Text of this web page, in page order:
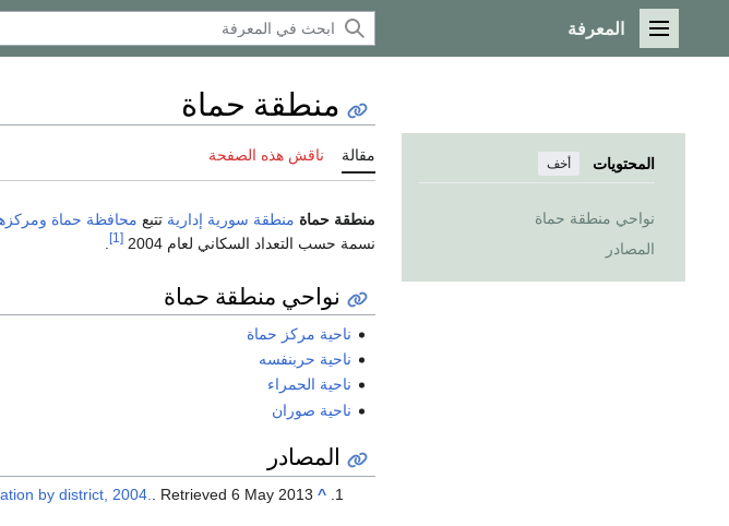
القائمة الرئيسية
المعرفة
المحتويات أخف
نواحي منطقة حماة
المصادر
منطقة حماة
مقالة ناقش هذه الصفحة
منطقة حماة منطقة سورية إدارية تتبع محافظة حماة
نسمة حسب التعداد السكاني لعام 2004
[1]
نواحي منطقة حماة
ناحية مركز حماة
ناحية حربنفسه
ناحية الحمراء
ناحية صوران
المصادر
^
by district, 2004. . Retrieved 6 May 2013